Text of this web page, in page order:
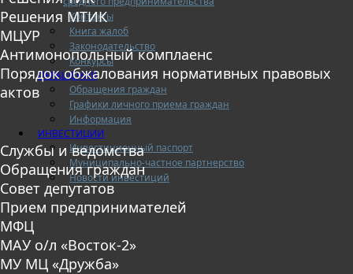
Контакты
Книга жалоб
Законодательство
Конкурсы
ОБРАЩЕНИЯ
Обращения граждан
Графики личного приема граждан
Информация
ИНВЕСТИЦИИ
Инвестиционный паспорт
Муниципально-частное партнерство
Новости инвестиций
Решения МТИК
МЦУР
Антимонопольный комплаенс
Порядок обжалования нормативных правовых
актов
Службы и ведомства
Обращения граждан
Совет депутатов
Прием предпринимателей
МФЦ
МАУ о/л «Восток-2»
МУ МЦ «Дружба»